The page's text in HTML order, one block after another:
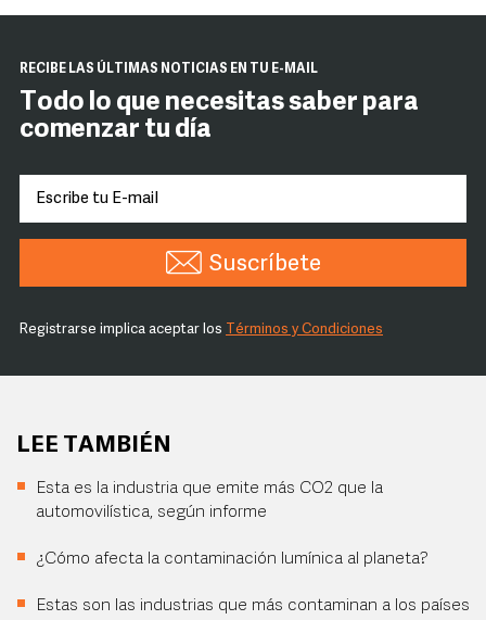
RECIBE LAS ÚLTIMAS NOTICIAS EN TU E-MAIL
Todo lo que necesitas saber para
comenzar tu día
Suscríbete
Registrarse implica aceptar los Términos y Condiciones
LEE TAMBIÉN
Esta es la industria que emite más CO2 que la
automovilística, según informe
¿Cómo afecta la contaminación lumínica al planeta?
Estas son las industrias que más contaminan a los países